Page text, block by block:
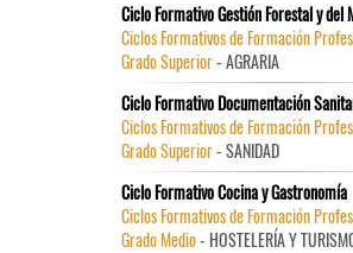
Ciclo Formativo Gestión Forestal y del
Ciclos Formativos de Formación
Grado Superior- AGRARIA
Ciclo Formativo Documentación
Ciclos Formativos de Formación
Grado Superior- SANIDAD
Ciclo Formativo Cocina y Gastronomía
Ciclos Formativos de Formación
Grado Medio- HOSTELERÍA Y